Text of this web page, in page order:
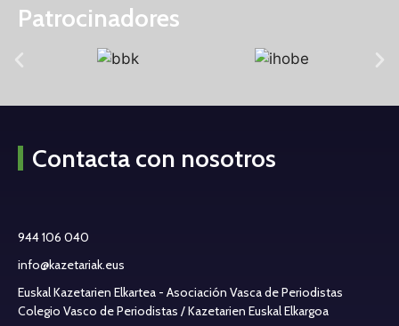
Patrocinadores
Contacta con nosotros
944 106 040
info@kazetariak.eus
Euskal Kazetarien Elkartea - Asociación Vasca de Periodistas
Colegio Vasco de Periodistas / Kazetarien Euskal Elkargoa